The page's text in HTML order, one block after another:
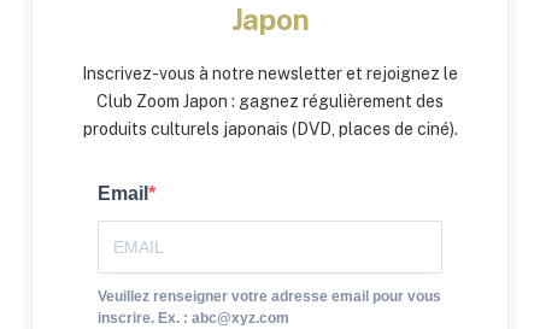
Japon
Inscrivez-vous à notre newsletter et rejoignez le
Club Zoom Japon : gagnez régulièrement des
produits culturels japonais (DVD, places de ciné).
Email
Veuillez renseigner votre adresse email pour vous
inscrire. Ex. : abc@xyz.com